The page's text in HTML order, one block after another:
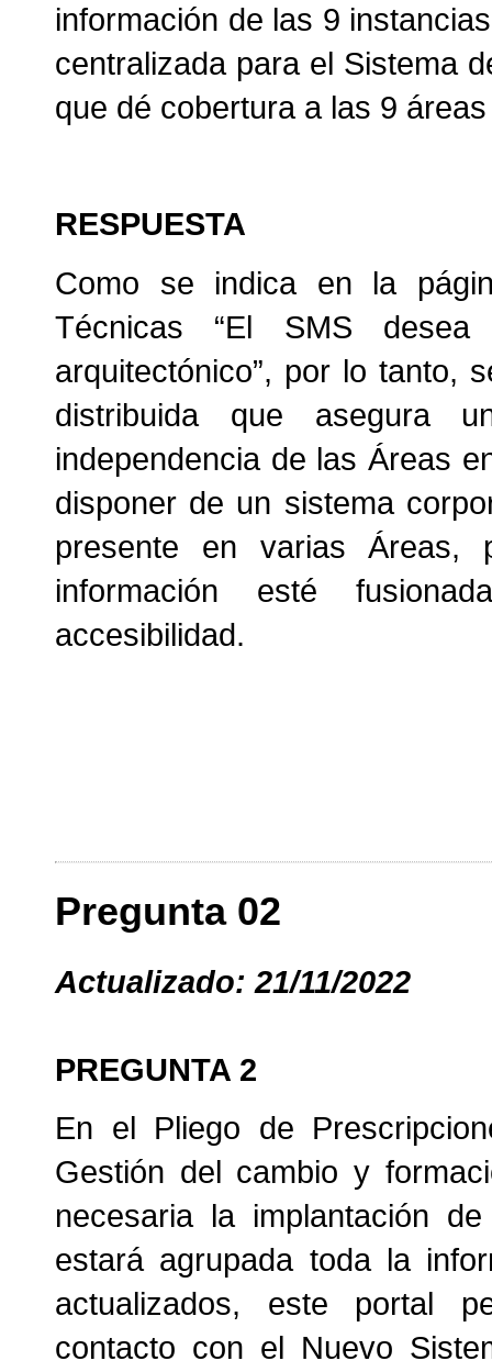
información de las 9
centralizada para el Sistema
que dé cobertura a las 9
RESPUESTA
Como se indica en la
Técnicas “El SMS
arquitectónico”, por lo tanto,
distribuida que asegura
independencia de las Áreas
disponer de un sistema
presente en varias Áreas,
información esté
accesibilidad.
Pregunta 02
Actualizado: 21/11/2022
PREGUNTA 2
En el Pliego de
Gestión del cambio y
necesaria la implantación
estará agrupada toda la
actualizados, este portal
contacto con el Nuevo